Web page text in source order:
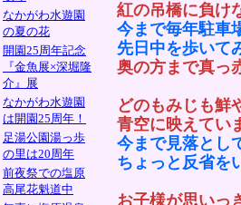
なかがわ水遊園
の夏の花
開園25周年記念
『金魚展×深堀隆
介』展
なかがわ水遊園
は開園25周年！
足湯公園湯っ歩
の里は20周年
前夜祭での塩原
高尾花魁道中
紅の吊橋に負け
今まで毎年駐車
先日中を歩いて
奥の方まで真っ
どのもみじも鮮
青空に映えてい
今まで見落とし
ちょっと反省を
お子様が思いっ